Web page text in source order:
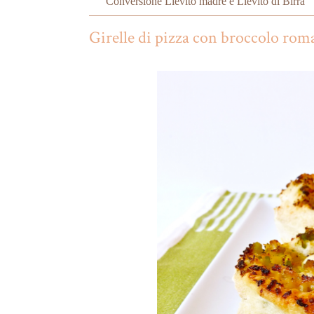
Girelle di pizza con broccolo